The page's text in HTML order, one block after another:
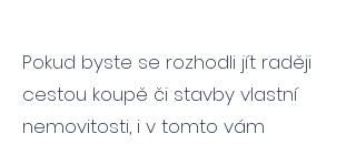
Pokud byste se rozhodli jít raději
cestou koupě či stavby vlastní
nemovitosti, i v tomto vám